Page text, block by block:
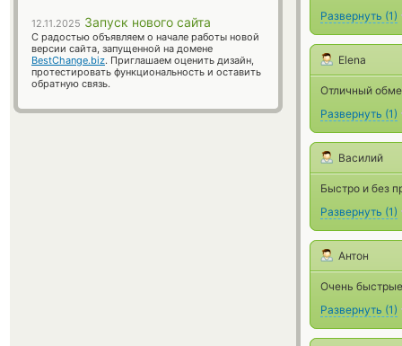
Развернуть (1)
Elena
Отличный
Развернуть (1)
Василий
Быстро и без
Развернуть (1)
Антон
Очень
Развернуть (1)
12.11.2025 Запуск нового сайта
С радостью объявляем о начале работы новой
версии сайта, запущенной на домене
BestChange.biz. Приглашаем оценить дизайн,
протестировать функциональность и оставить
обратную связь.